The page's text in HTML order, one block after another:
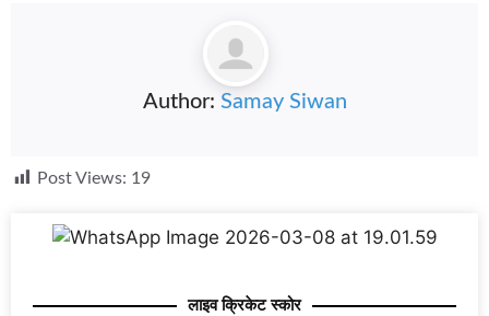
Author: Samay Siwan
Post Views: 19
लाइव क्रिकेट स्कोर